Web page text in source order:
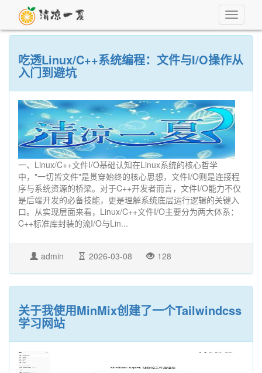
Toggle
吃透Linux/C++系统编程：文件与I/O操作从
入门到避坑
一、Linux/C++文件I/O基础认知在Linux系统的核心哲学
中，"一切皆文件"是贯穿始终的核心思想，文件I/O则是连接程
序与系统资源的桥梁。对于C++开发者而言，文件I/O能力不仅
是后端开发的必备技能，更是理解系统底层运行逻辑的关键入
口。从实现层面来看，Linux/C++文件I/O主要分为两大体系：
C++标准库封装的流I/O与Lin...
admin 2026-03-08 128
关于我使用MinMix创建了一个Tailwindcss
学习网站